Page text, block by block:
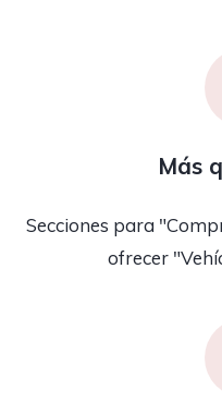
Más
Secciones para
ofrecer